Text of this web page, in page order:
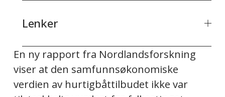
Lenker
En ny rapport fra Nordlandsforskning
viser at den samfunnsøkonomiske
verdien av hurtigbåttilbudet ikke var